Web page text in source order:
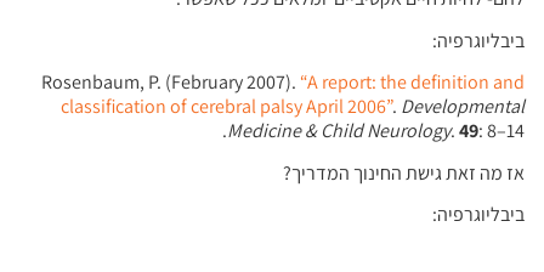
ביבליוגרפיה:
Rosenbaum, P. (February 2007). “A report: the definition and
classification of cerebral palsy April 2006”. Developmental
Medicine & Child Neurology.49: 8–14.
אז מה זאת גישת החינוך המדריך?
ביבליוגרפיה: